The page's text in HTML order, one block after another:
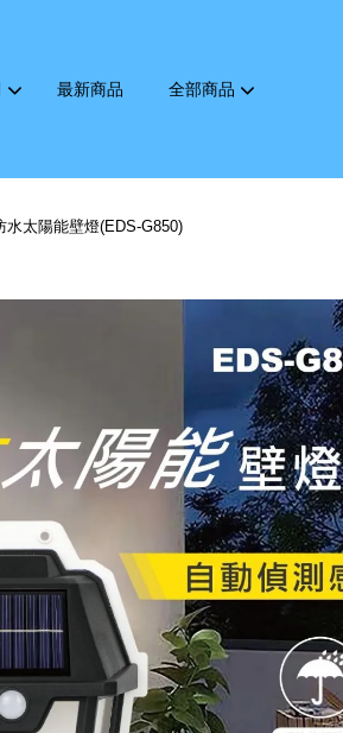
最新商品 全部商品
水太陽能壁燈(EDS-G850)